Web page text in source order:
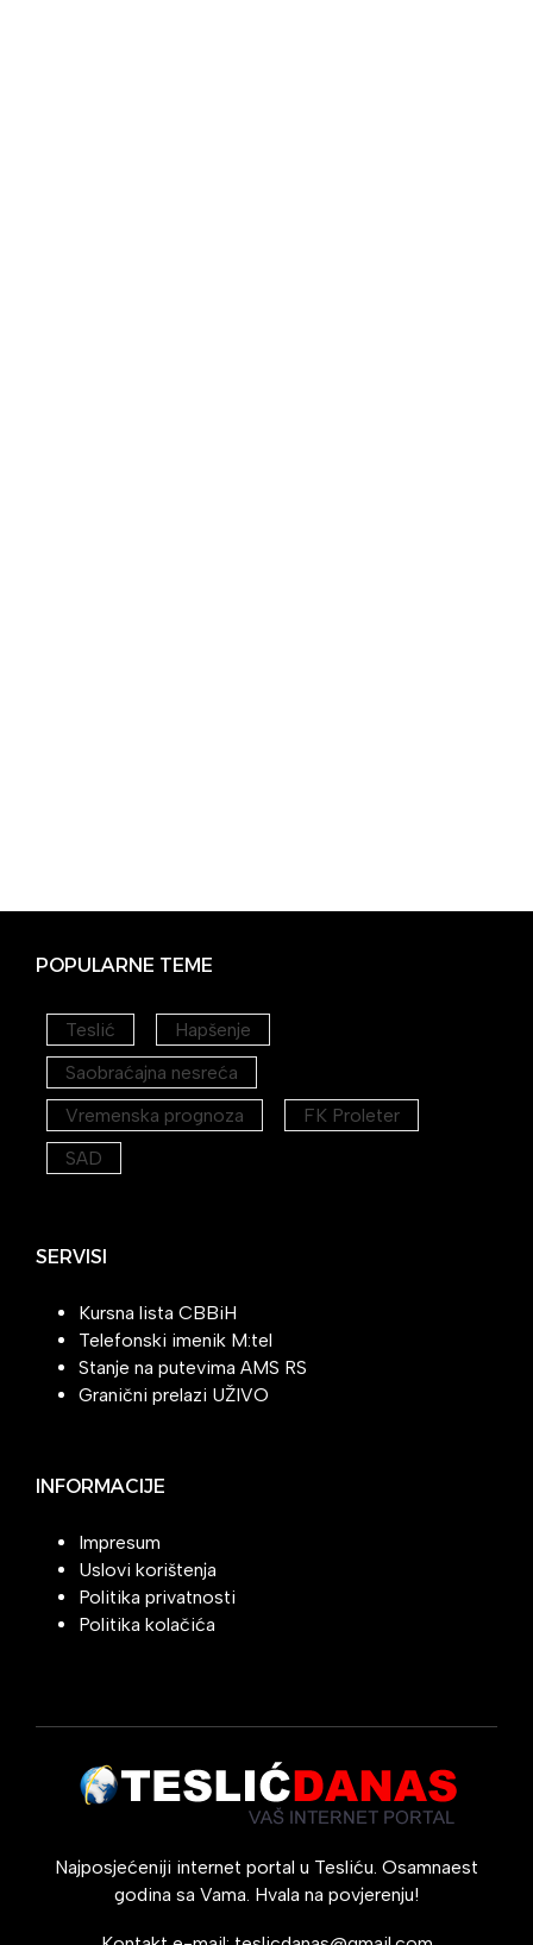
POPULARNE TEME
Teslić
Hapšenje
Saobraćajna nesreća
Vremenska prognoza
FK Proleter
SAD
SERVISI
Kursna lista CBBiH
Telefonski imenik M:tel
Stanje na putevima AMS RS
Granični prelazi UŽIVO
INFORMACIJE
Impresum
Uslovi korištenja
Politika privatnosti
Politika kolačića
Najposjećeniji internet portal u Tesliću. Osamnaest
godina sa Vama. Hvala na povjerenju!